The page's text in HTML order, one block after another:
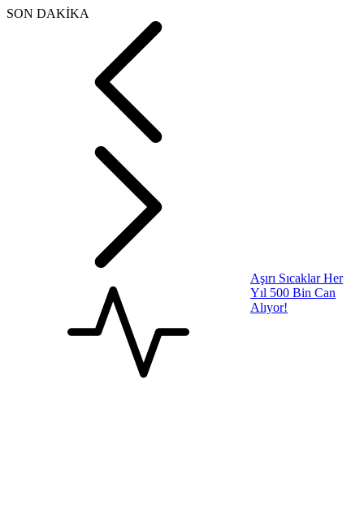
SON DAKİKA
ABD Türkiye’ye Jet
Motoru Satacak